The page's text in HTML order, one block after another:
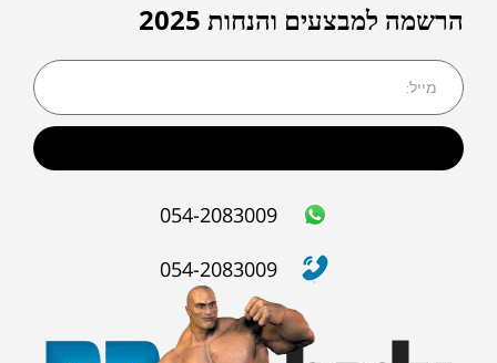
הרשמה למבצעים והנחות 2025
054-2083009
054-2083009